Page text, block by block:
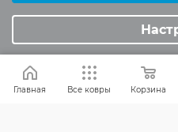
Вопросы
Главная Все ковры Корзина
Аналитические/